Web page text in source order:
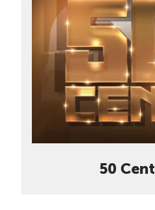
50 Cent